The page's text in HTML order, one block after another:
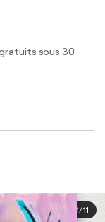
sous 30
1/11